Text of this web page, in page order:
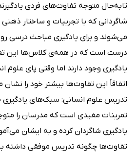
تا‌به‌حال متوجه تفاوت‌های فردی
شاگردانی که با تجربیات و ساختار
می‌شوند و برای یادگیری مباحث درسی
درست است که در همه‌ی کلاس‌ها این
یادگیری وجود دارند اما وقتی پای علوم
اتفاقاً این تفاوت‌ها بیشتر خود را
تدریس علوم انسانی: سبک‌های یادگیری
تمرینات مفیدی است که مدرسان را
یادگیری شاگردان کرده و به ایشان
تفاوت‌ها چگونه تدریس موفقی داشته